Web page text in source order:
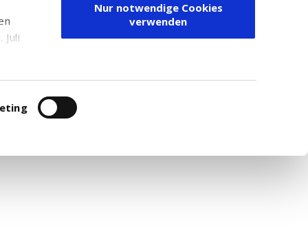
Juli
Nur notwendige Cookies
verwenden